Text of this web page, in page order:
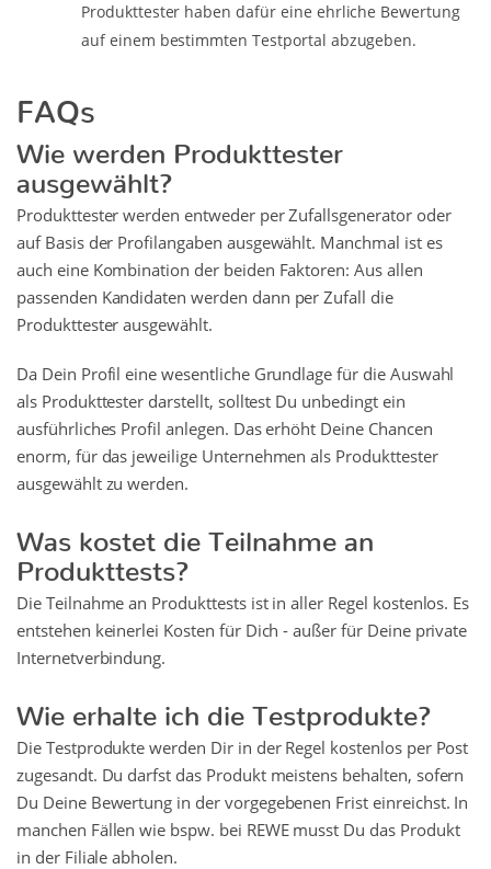
Produkttester haben dafür eine ehrliche Bewertung
auf einem bestimmten Testportal abzugeben.
FAQs
Wie werden Produkttester
ausgewählt?
Produkttester werden entweder per Zufallsgenerator oder
auf Basis der Profilangaben ausgewählt. Manchmal ist es
auch eine Kombination der beiden Faktoren: Aus allen
passenden Kandidaten werden dann per Zufall die
Produkttester ausgewählt.
Da Dein Profil eine wesentliche Grundlage für die Auswahl
als Produkttester darstellt, solltest Du unbedingt ein
ausführliches Profil anlegen. Das erhöht Deine Chancen
enorm, für das jeweilige Unternehmen als Produkttester
ausgewählt zu werden.
Was kostet die Teilnahme an
Produkttests?
Die Teilnahme an Produkttests ist in aller Regel kostenlos. Es
entstehen keinerlei Kosten für Dich - außer für Deine private
Internetverbindung.
Wie erhalte ich die Testprodukte?
Die Testprodukte werden Dir in der Regel kostenlos per Post
zugesandt. Du darfst das Produkt meistens behalten, sofern
Du Deine Bewertung in der vorgegebenen Frist einreichst. In
manchen Fällen wie bspw. bei REWE musst Du das Produkt
in der Filiale abholen.